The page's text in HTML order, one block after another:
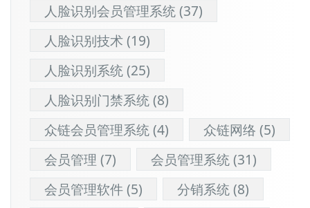
人脸识别会员管理系统(37)
人脸识别技术(19)
人脸识别系统(25)
人脸识别门禁系统(8)
众链会员管理系统(4) 众链网络 (5)
会员管理 (7) 会员管理系统(31)
会员管理软件(5) 分销系统(8)